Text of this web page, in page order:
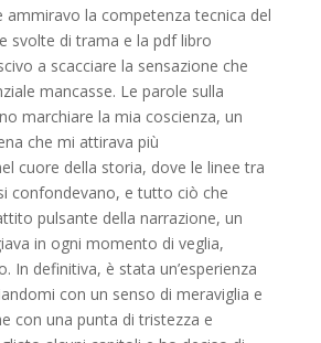
ammiravo la competenza tecnica del
svolte di trama e la pdf libro
a scacciare la sensazione che
mancasse. Le parole sulla
marchiare la mia coscienza, un
che mi attirava più
cuore della storia, dove le linee tra
confondevano, e tutto ciò che
pulsante della narrazione, un
in ogni momento di veglia,
In definitiva, è stata un’esperienza
con un senso di meraviglia e
con una punta di tristezza e